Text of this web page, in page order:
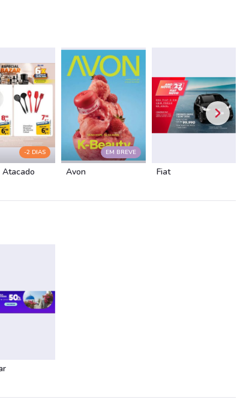
-2 DIAS
Atacado
EM BREVE
Avon Fiat